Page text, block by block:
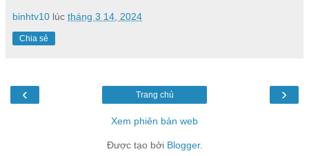
binhtv10 lúc tháng 3 14, 2024
Chia sẻ
‹ ›
Trang chủ
Xem phiên bản web
Được tạo bởi Blogger.